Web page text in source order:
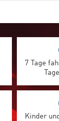
7 Tage
Kinder